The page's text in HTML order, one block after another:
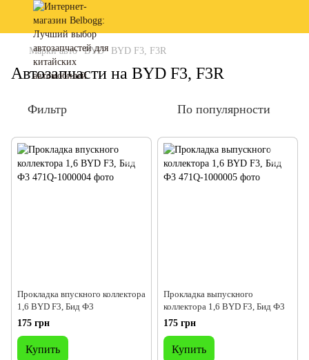
Марки авто BYD BYD F3, F3R
Автозапчасти на BYD F3, F3R
Фильтр По популярности
Прокладка впускного коллектора
1,6 BYD F3, Бид Ф3
175 грн
Купить
Прокладка выпускного
коллектора 1,6 BYD F3, Бид Ф3
175 грн
Купить